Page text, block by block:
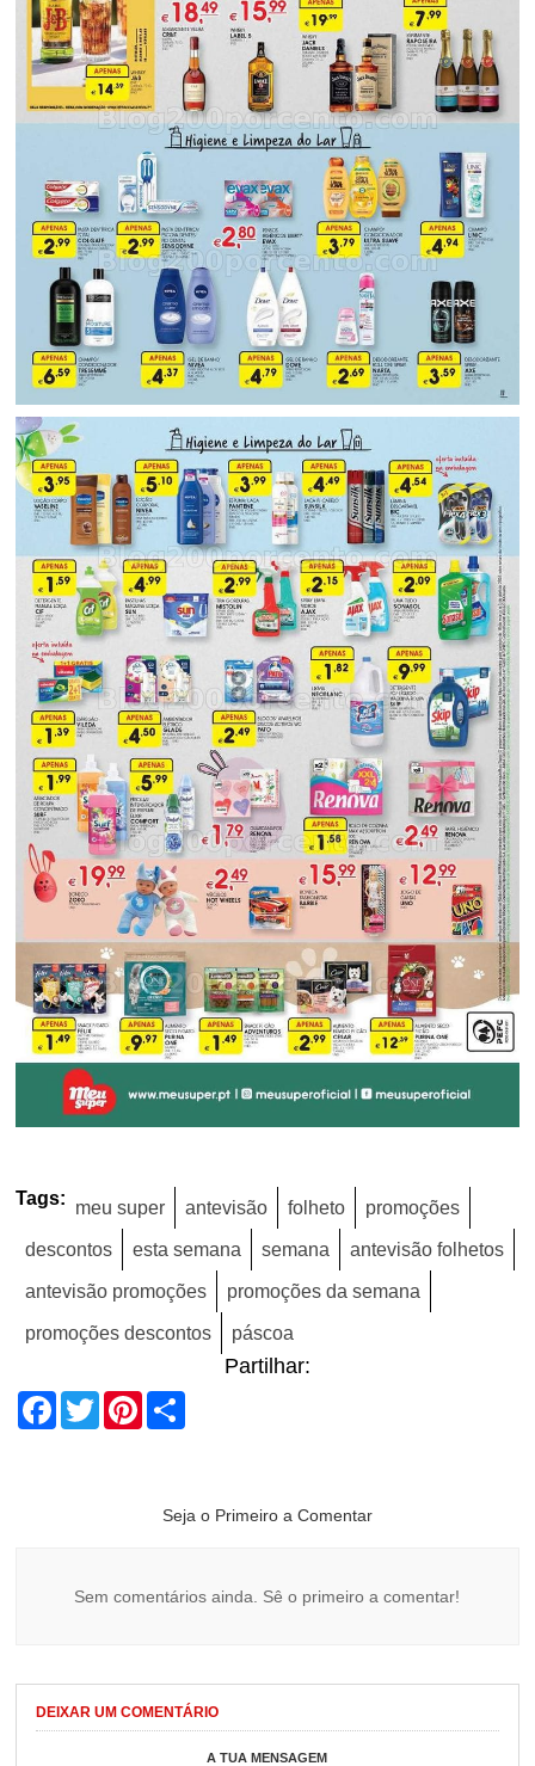
Tags: meu super antevisão folheto promoções
descontos esta semana semana antevisão folhetos
antevisão promoções promoções da semana
promoções descontos páscoa
Partilhar:
Facebook
TwitterPinterest
Seja o Primeiro a Comentar
Sem comentários ainda. Sê o primeiro a comentar!
DEIXAR UM COMENTÁRIO
A TUA MENSAGEM